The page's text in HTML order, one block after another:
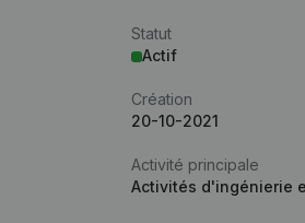
Statut
Actif
Création
20-10-2021
Activité principale
Activités d'ingénierie